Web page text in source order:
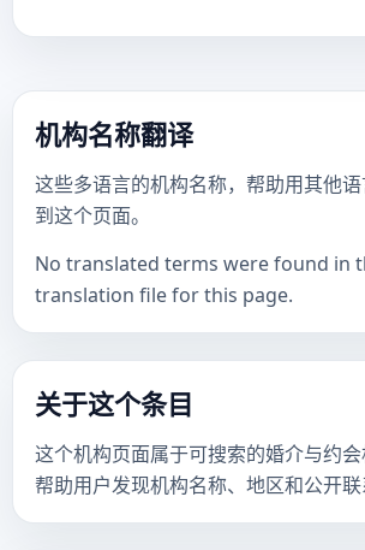
机构名称翻译
这些多语言的机构名称，帮助用其他
到这个页面。
No translated terms were found in
translation file for this page.
关于这个条目
这个机构页面属于可搜索的婚介与约
帮助用户发现机构名称、地区和公开联